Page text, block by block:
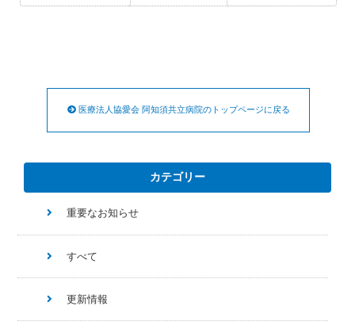
医療法人協愛会 阿知須共立病院のトップページに戻る
カテゴリー
重要なお知らせ
すべて
更新情報